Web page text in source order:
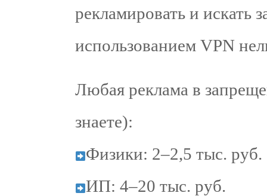
рекламировать и искать
использованием VPN
Любая реклама в
знаете):
Физики: 2–2,5 тыс. руб.
ИП: 4–20 тыс. руб.